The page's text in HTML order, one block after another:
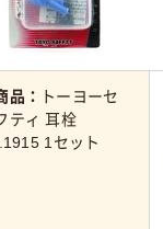
品：
トーヨーセ
ティ 耳栓
1セット